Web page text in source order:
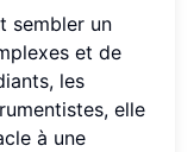
sembler un
et de
les
elle
à une